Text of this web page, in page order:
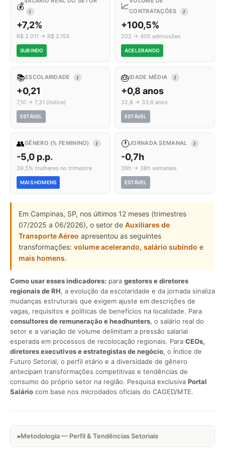
💰
I
+7,2%
R$ 2.011 → R$ 2.155
SUBINDO
📈CONTRATAÇÕES
I
+100,5%
202 → 405 admissões
ACELERANDO
📚ESCOLARIDADE I
+0,21
7,10 → 7,31 (índice)
ESTÁVEL
🎂IDADE MÉDIA I
+0,8 anos
32,8 → 33,6 anos
ESTÁVEL
👥GÊNERO (% FEMININO) I
-5,0 p.p.
39,5% mulheres no trimestre
MAIS HOMENS
🕐JORNADA SEMANAL I
-0,7h
39h → 38h semanais
ESTÁVEL
Em Campinas, SP, nos últimos 12 meses (trimestres
07/2025 a 06/2026), o setor de Auxiliares de
Transporte Aéreo apresentou as seguintes
transformações: volume acelerando, salário subindo e
mais homens.
Como usar esses indicadores: para gestores e diretores
regionais de RH, a evolução da escolaridade e da jornada sinaliza
mudanças estruturais que exigem ajuste em descrições de
vagas, requisitos e políticas de benefícios na localidade. Para
consultores de remuneração e headhunters, o salário real do
setor e a variação de volume delimitam a pressão salarial
esperada em processos de recolocação regionais. Para CEOs,
diretores executivos e estrategistas de negócio, o Índice de
Futuro Setorial, o perfil etário e a diversidade de gênero
antecipam transformações competitivas e tendências de
consumo do próprio setor na região. Pesquisa exclusiva Portal
Salário com base nos microdados oficiais do CAGED/MTE.
Metodologia — Perfil & Tendências Setoriais